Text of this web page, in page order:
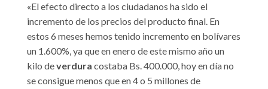
«El efecto directo a los ciudadanos ha sido el
incremento de los precios del producto final. En
estos 6 meses hemos tenido incremento en bolívares
un 1.600%, ya que en enero de este mismo año un
kilo deverdura costaba Bs. 400.000, hoy en día no
se consigue menos que en 4 o 5 millones de